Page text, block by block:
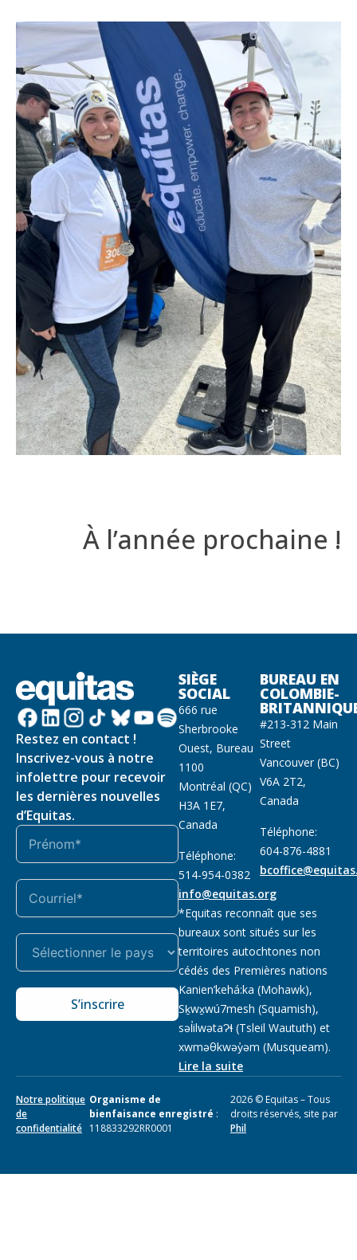
À l’année prochaine !
Restez en contact !
Inscrivez-vous à notre
infolettre pour recevoir
les dernières nouvelles
d’Equitas.
S’inscrire
SIÈGE
SOCIAL
666 rue
Sherbrooke
Ouest, Bureau
1100
Montréal (QC)
H3A 1E7,
Canada
Téléphone:
514-954-0382
info@equitas.org
BUREAU EN
COLOMBIE-
#213-312 Main
Street
Vancouver (BC)
V6A 2T2,
Canada
Téléphone:
604-876-4881
*Equitas reconnaît que ses
bureaux sont situés sur les
territoires autochtones non
cédés des Premières nations
Kanien’kehá:ka (Mohawk),
Sḵwx̱wú7mesh (Squamish),
səl̓ilwətaɁɬ (Tsleil Waututh) et
xwməθkwəy̓əm (Musqueam).
Lire la suite
Notre politique
de
confidentialité
Organisme de
bienfaisance enregistré :
118833292RR0001
2026 © Equitas – Tous
droits réservés, site par
Phil